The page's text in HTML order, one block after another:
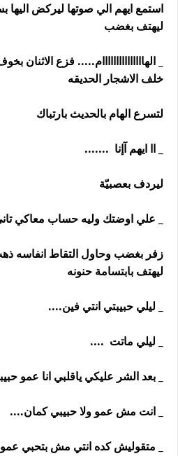
استمع ايهم الي صوتها ليركض اليها
ليهتف بغضب
_ الهااااااااااااااام..... فزع
خلف الاشجار الحديقه
لتسرع الهام بالحديث بارتباك
_ اا ايهم آإنا .......
ليردف بعصبيّة
_ علي اوضتك وليه حساب معاكي
زفر بغضب وحاول التقاط انفاسه
ليهتف بابتسامة حنونه
_ ليلي حبيبتي انتي فين....
_ ليلي ماتت ....
_ بعد الشر عليكي ياقلبي انا عمو
_ انت مش عمو ولا حبيبي كمان....
_ متقوليش كده انتي مش بتحبي